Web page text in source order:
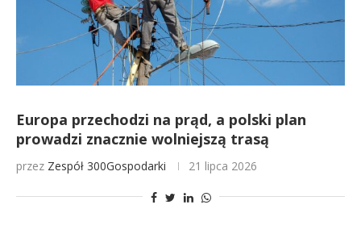
Europa przechodzi na prąd, a polski plan
prowadzi znacznie wolniejszą trasą
przez Zespół 300Gospodarki 21 lipca 2026